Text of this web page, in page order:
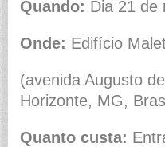
Quando: Dia 21 de
Onde: Edifício
(avenida Augusto
Horizonte, MG,
Quanto custa: